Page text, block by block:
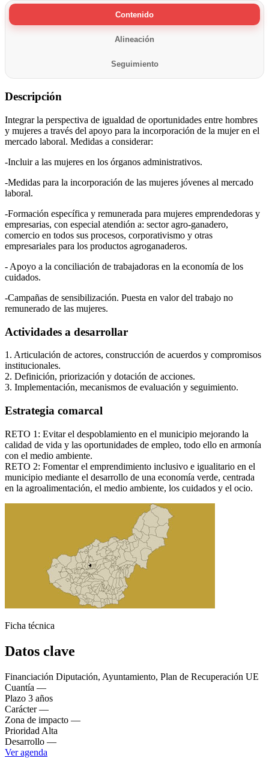
Contenido
Alineación
Seguimiento
Descripción
Integrar la perspectiva de igualdad de oportunidades entre hombres
y mujeres a través del apoyo para la incorporación de la mujer en el
mercado laboral. Medidas a considerar:
-Incluir a las mujeres en los órganos administrativos.
-Medidas para la incorporación de las mujeres jóvenes al mercado
laboral.
-Formación específica y remunerada para mujeres emprendedoras y
empresarias, con especial atendión a: sector agro-ganadero,
comercio en todos sus procesos, corporativismo y otras
empresariales para los productos agroganaderos.
- Apoyo a la conciliación de trabajadoras en la economía de los
cuidados.
-Campañas de sensibilización. Puesta en valor del trabajo no
remunerado de las mujeres.
Actividades a desarrollar
1. Articulación de actores, construcción de acuerdos y compromisos
institucionales.
2. Definición, priorización y dotación de acciones.
3. Implementación, mecanismos de evaluación y seguimiento.
Estrategia comarcal
RETO 1: Evitar el despoblamiento en el municipio mejorando la
calidad de vida y las oportunidades de empleo, todo ello en armonía
con el medio ambiente.
RETO 2: Fomentar el emprendimiento inclusivo e igualitario en el
municipio mediante el desarrollo de una economía verde, centrada
en la agroalimentación, el medio ambiente, los cuidados y el ocio.
Ficha técnica
Datos clave
Financiación Diputación, Ayuntamiento, Plan de Recuperación UE
Cuantía —
Plazo 3 años
Carácter —
Zona de impacto —
Prioridad Alta
Desarrollo —
Ver agenda
Ágata
Asistente